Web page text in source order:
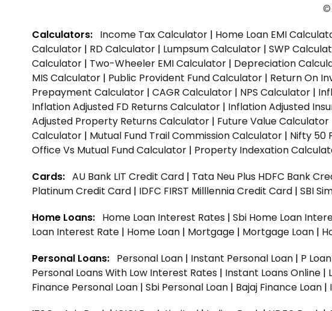
©
Calculators: Income Tax Calculator | Home Loan EMI
Calculator | RD Calculator | Lumpsum Calculator | SWP
Calculator | Two-Wheeler EMI Calculator | Depreciation
MIS Calculator | Public Provident Fund Calculator | Return On
Prepayment Calculator | CAGR Calculator | NPS Calculator |
Inflation Adjusted FD Returns Calculator | Inflation Adjusted
Adjusted Property Returns Calculator | Future Value Calculator
Calculator | Mutual Fund Trail Commission Calculator | Nifty 50
Office Vs Mutual Fund Calculator | Property Indexation
Cards: AU Bank LIT Credit Card | Tata Neu Plus HDFC Bank
Platinum Credit Card | IDFC FIRST Milllennia Credit Card | SBI
Home Loans: Home Loan Interest Rates | Sbi Home Loan
Loan Interest Rate | Home Loan | Mortgage | Mortgage Loan |
Personal Loans: Personal Loan | Instant Personal Loan | P Loan
Personal Loans With Low Interest Rates | Instant Loans Online |
Finance Personal Loan | Sbi Personal Loan | Bajaj Finance Loan |